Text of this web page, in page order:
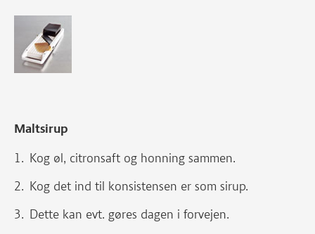
Maltsirup
Kog øl, citronsaft og honning sammen.
Kog det ind til konsistensen er som sirup.
Dette kan evt. gøres dagen i forvejen.